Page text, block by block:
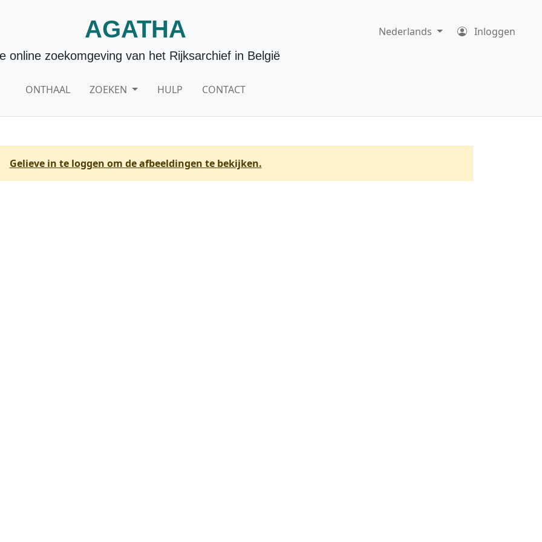
AGATHA
online zoekomgeving van het Rijksarchief in België
ONTHAAL ZOEKEN HULP CONTACT
Nederlands Inloggen
Gelieve in te loggen om de afbeeldingen te bekijken.